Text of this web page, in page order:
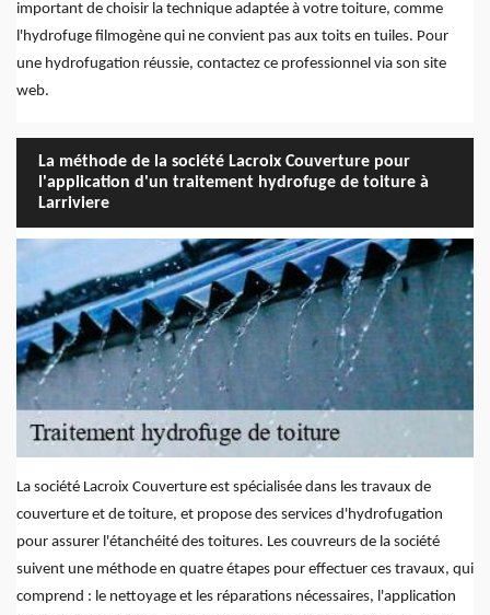
important de choisir la technique adaptée à votre toiture, comme
l'hydrofuge filmogène qui ne convient pas aux toits en tuiles. Pour
une hydrofugation réussie, contactez ce professionnel via son site
web.
La méthode de la société Lacroix Couverture pour
l'application d'un traitement hydrofuge de toiture à
Larriviere
La société Lacroix Couverture est spécialisée dans les travaux de
couverture et de toiture, et propose des services d'hydrofugation
pour assurer l'étanchéité des toitures. Les couvreurs de la société
suivent une méthode en quatre étapes pour effectuer ces travaux, qui
comprend : le nettoyage et les réparations nécessaires, l'application